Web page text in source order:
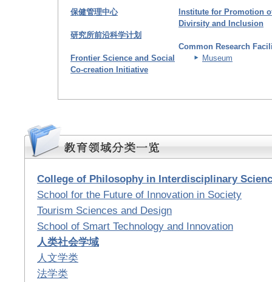
保健管理中心
研究所前沿科学计划
Frontier Science and Social
Co-creation Initiative
Institute for Promotion
Divirsity and Inclusion
Common Research
Museum
College of Philosophy in Interdisciplinary
School for the Future of Innovation in Society
Tourism Sciences and Design
School of Smart Technology and Innovation
人类社会学域
人文学类
法学类